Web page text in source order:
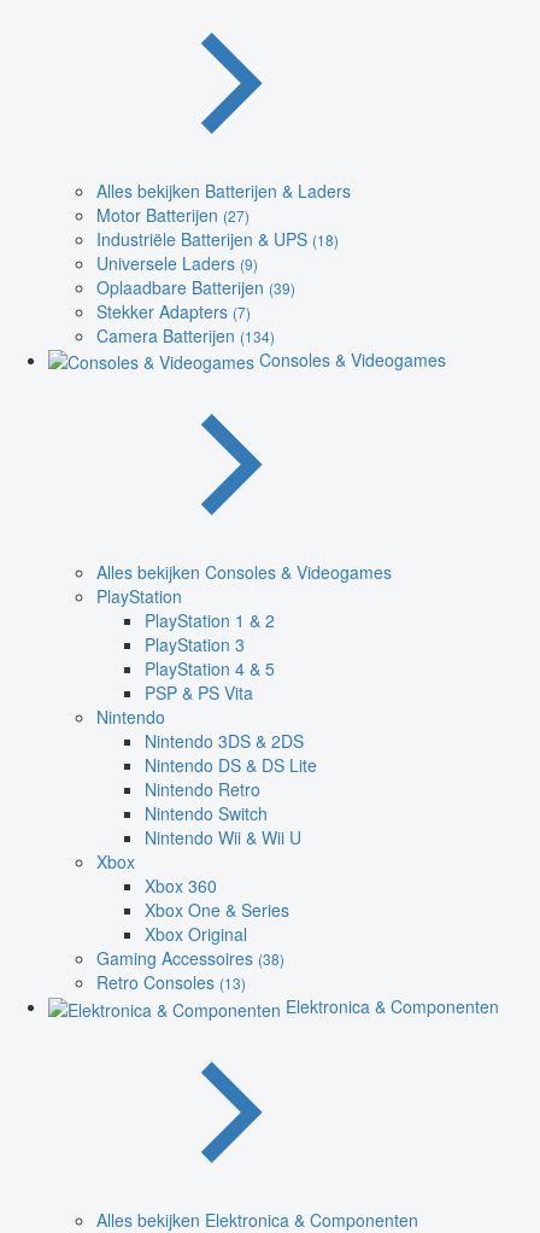
Alles bekijken Batterijen & Laders
Motor Batterijen (27)
Industriële Batterijen & UPS (18)
Universele Laders (9)
Oplaadbare Batterijen (39)
Stekker Adapters (7)
Camera Batterijen (134)
Consoles & Videogames
Alles bekijken Consoles & Videogames
PlayStation
PlayStation 1 & 2
PlayStation 3
PlayStation 4 & 5
PSP & PS Vita
Nintendo
Nintendo 3DS & 2DS
Nintendo DS & DS Lite
Nintendo Retro
Nintendo Switch
Nintendo Wii & Wii U
Xbox
Xbox 360
Xbox One & Series
Xbox Original
Gaming Accessoires (38)
Retro Consoles (13)
Elektronica & Componenten
Alles bekijken Elektronica & Componenten